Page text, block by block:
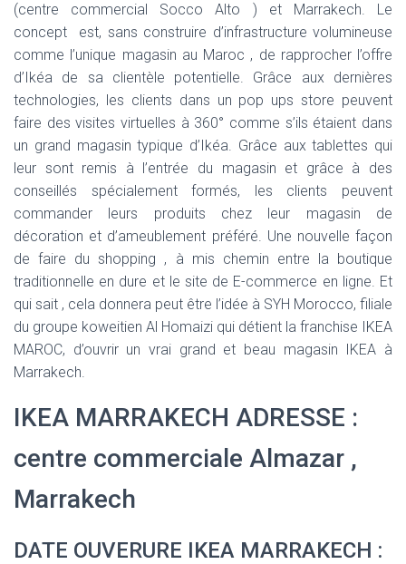
(centre commercial Socco Alto ) et Marrakech. Le
concept est, sans construire d’infrastructure volumineuse
comme l’unique magasin au Maroc , de rapprocher l’offre
d’Ikéa de sa clientèle potentielle. Grâce aux dernières
technologies, les clients dans un pop ups store peuvent
faire des visites virtuelles à 360° comme s’ils étaient dans
un grand magasin typique d’Ikéa. Grâce aux tablettes qui
leur sont remis à l’entrée du magasin et grâce à des
conseillés spécialement formés, les clients peuvent
commander leurs produits chez leur magasin de
décoration et d’ameublement préféré. Une nouvelle façon
de faire du shopping , à mis chemin entre la boutique
traditionnelle en dure et le site de E-commerce en ligne. Et
qui sait , cela donnera peut être l’idée à SYH Morocco, filiale
du groupe koweitien Al Homaizi qui détient la franchise IKEA
MAROC, d’ouvrir un vrai grand et beau magasin IKEA à
Marrakech.
IKEA MARRAKECH ADRESSE :
centre commerciale Almazar ,
Marrakech
DATE OUVERURE IKEA MARRAKECH :